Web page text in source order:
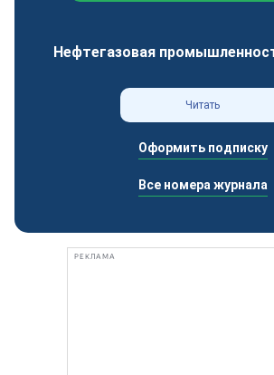
Нефтегазовая
Читать
Оформить подписку
Все номера журнала
РЕКЛАМА